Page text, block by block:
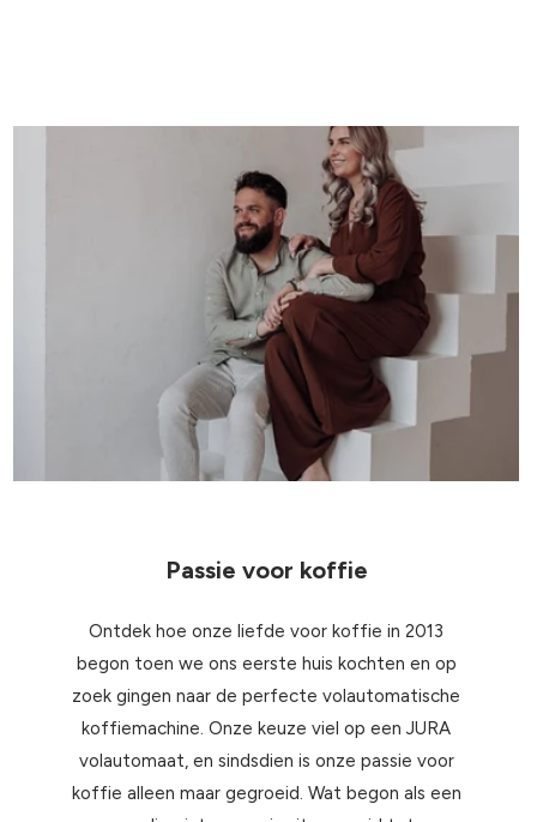
Passie voor koffie
Ontdek hoe onze liefde voor koffie in 2013
begon toen we ons eerste huis kochten en op
zoek gingen naar de perfecte volautomatische
koffiemachine. Onze keuze viel op een JURA
volautomaat, en sindsdien is onze passie voor
koffie alleen maar gegroeid. Wat begon als een